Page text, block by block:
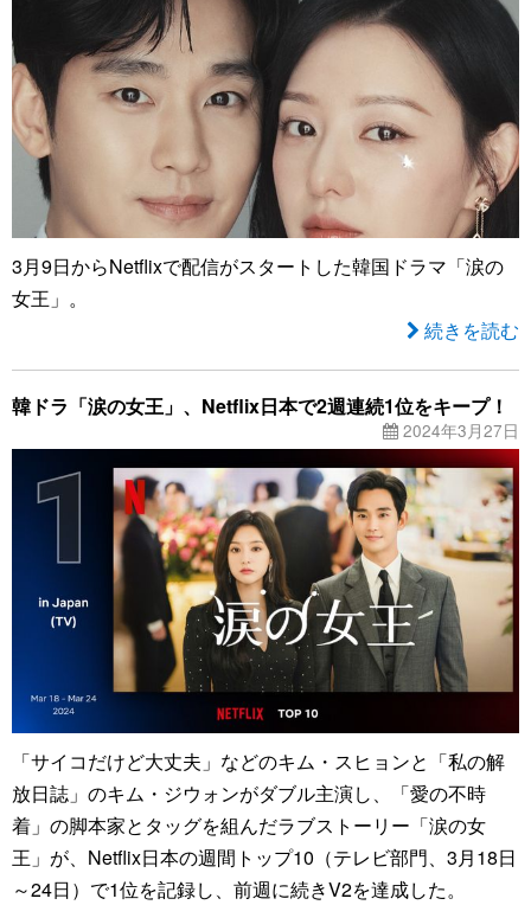
3月9日からNetflixで配信がスタートした韓国ドラマ「涙の
女王」。
続きを読む
韓ドラ「涙の女王」、Netflix日本で2週連続1位をキープ！
2024年3月27日
「サイコだけど大丈夫」などのキム・スヒョンと「私の解
放日誌」のキム・ジウォンがダブル主演し、「愛の不時
着」の脚本家とタッグを組んだラブストーリー「涙の女
王」が、Netflix日本の週間トップ10（テレビ部門、3月18日
～24日）で1位を記録し、前週に続きV2を達成した。